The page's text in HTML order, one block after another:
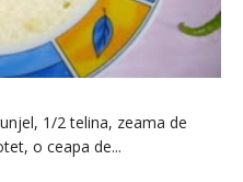
1/2 telina, zeama de
o ceapa de...